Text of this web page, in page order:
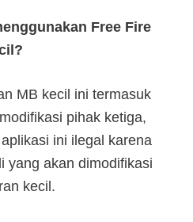
Free Fire
MB kecil ini termasuk
pihak ketiga,
ini ilegal karena
yang akan dimodifikasi
kecil.